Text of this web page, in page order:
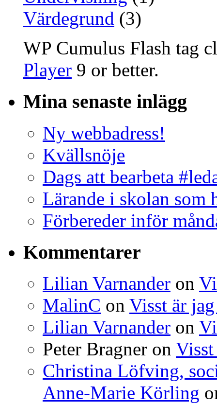
Värdegrund (3)
WP Cumulus Flash tag
Player 9 or better.
Mina senaste inlägg
Ny webbadress!
Kvällsnöje
Dags att bearbeta
Lärande i skolan som
Förbereder inför
Kommentarer
Lilian Varnander on
MalinC on Visst är
Lilian Varnander on
Peter Bragner on
Christina Löfving,
Anne-Marie Körling